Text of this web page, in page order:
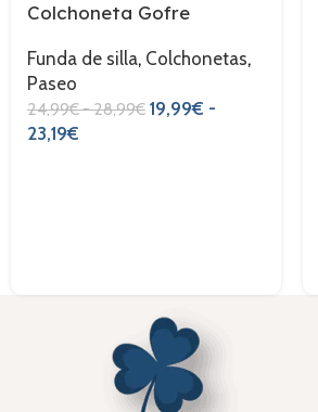
Colchoneta Gofre
Funda de silla, Colchonetas,
Paseo
24,99€-28,99€ 19,99€ -
23,19€